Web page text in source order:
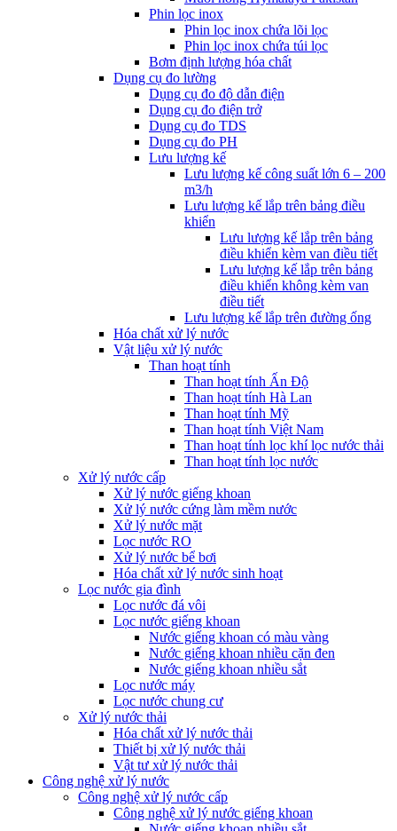
Phin lọc inox
Phin lọc inox chứa lõi lọc
Phin lọc inox chứa túi lọc
Bơm định lượng hóa chất
Dụng cụ đo lường
Dụng cụ đo độ dẫn điện
Dụng cụ đo điện trở
Dụng cụ đo TDS
Dụng cụ đo PH
Lưu lượng kế
Lưu lượng kế công suất lớn 6 – 200
m3/h
Lưu lượng kế lắp trên bảng điều
khiển
Lưu lượng kế lắp trên bảng
điều khiển kèm van điều tiết
Lưu lượng kế lắp trên bảng
điều khiển không kèm van
điều tiết
Lưu lượng kế lắp trên đường ống
Hóa chất xử lý nước
Vật liệu xử lý nước
Than hoạt tính
Than hoạt tính Ấn Độ
Than hoạt tính Hà Lan
Than hoạt tính Mỹ
Than hoạt tính Việt Nam
Than hoạt tính lọc khí lọc nước thải
Than hoạt tính lọc nước
Xử lý nước cấp
Xử lý nước giếng khoan
Xử lý nước cứng làm mềm nước
Xử lý nước mặt
Lọc nước RO
Xử lý nước bể bơi
Hóa chất xử lý nước sinh hoạt
Lọc nước gia đình
Lọc nước đá vôi
Lọc nước giếng khoan
Nước giếng khoan có màu vàng
Nước giếng khoan nhiều cặn đen
Nước giếng khoan nhiều sắt
Lọc nước máy
Lọc nước chung cư
Xử lý nước thải
Hóa chất xử lý nước thải
Thiết bị xử lý nước thải
Vật tư xử lý nước thải
Công nghệ xử lý nước
Công nghệ xử lý nước cấp
Công nghệ xử lý nước giếng khoan